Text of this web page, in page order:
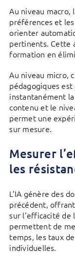
Au niveau macro,
préférences et
orienter
pertinents. Cette
formation en
Au niveau micro,
pédagogiques
instantanément
contenu et le
permet une
sur mesure.
Mesurer
les
L’IA génère des
précédent,
sur l’efficacité de
permettent de
temps, les taux
individuelles.